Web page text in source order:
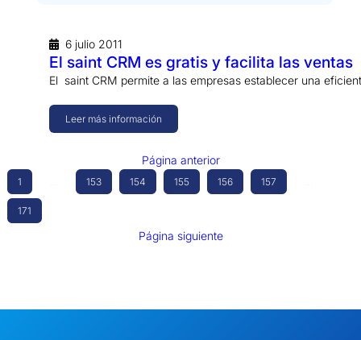
6 julio 2011
El saint CRM es gratis y facilita las ventas
El saint CRM permite a las empresas establecer una
Leer más información
Página anterior
1 153 154 155 156 157
171
Página siguiente